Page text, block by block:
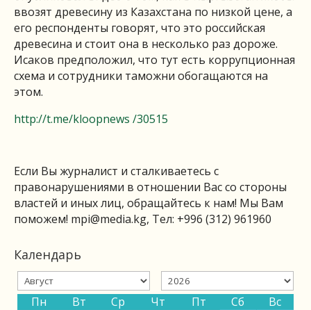
ввозят древесину из Казахстана по низкой цене, а
его респонденты говорят, что это российская
древесина и стоит она в несколько раз дороже.
Исаков предположил, что тут есть коррупционная
схема и сотрудники таможни обогащаются на
этом.
http://t.me/kloopnews /30515
Если Вы журналист и сталкиваетесь с
правонарушениями в отношении Вас со стороны
властей и иных лиц, обращайтесь к нам! Мы Вам
поможем! mpi@media.kg, Тел: +996 (312) 961960
Календарь
Пн Вт Ср Чт Пт Сб
Вс